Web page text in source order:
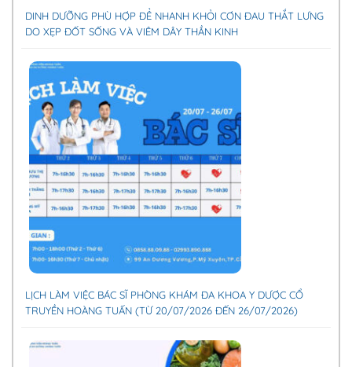
DINH DƯỠNG PHÙ HỢP ĐỂ NHANH KHỎI CƠN ĐAU THẮT LƯNG
DO XẸP ĐỐT SỐNG VÀ VIÊM DÂY THẦN KINH
LỊCH LÀM VIỆC BÁC SĨ PHÒNG KHÁM ĐA KHOA Y DƯỢC CỔ
TRUYỀN HOÀNG TUẤN (TỪ 20/07/2026 ĐẾN 26/07/2026)